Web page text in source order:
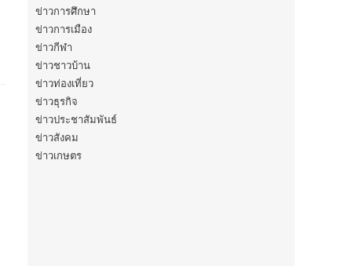
ข่าวการศึกษา
ข่าวการเมือง
ข่าวกีฬา
ข่าวชาวบ้าน
ข่าวท่องเที่ยว
ข่าวธุรกิจ
ข่าวประชาสัมพันธ์
ข่าวสังคม
ข่าวเกษตร